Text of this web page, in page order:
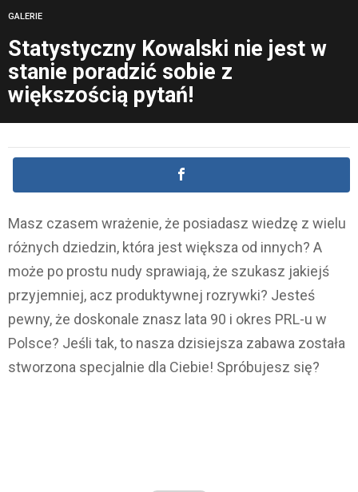
GALERIE
Statystyczny Kowalski nie jest w
stanie poradzić sobie z
większością pytań!
Masz czasem wrażenie, że posiadasz wiedzę z wielu
różnych dziedzin, która jest większa od innych? A
może po prostu nudy sprawiają, że szukasz jakiejś
przyjemniej, acz produktywnej rozrywki? Jesteś
pewny, że doskonale znasz lata 90 i okres PRL-u w
Polsce? Jeśli tak, to nasza dzisiejsza zabawa została
stworzona specjalnie dla Ciebie! Spróbujesz się?